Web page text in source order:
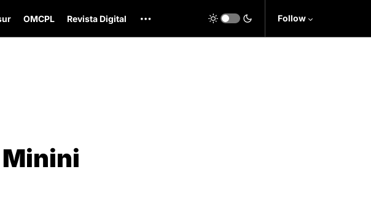
OMCPL Revista Digital Follow
Minini